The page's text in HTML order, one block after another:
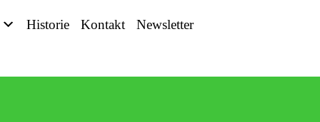
Historie Kontakt Newsletter